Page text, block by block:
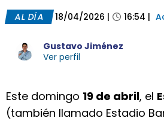
AL DÍA 18/04/2026 | 16:54 |
Gustavo Jiménez
Ver perfil
Este domingo 19 de abril, el
(también llamado Estadio